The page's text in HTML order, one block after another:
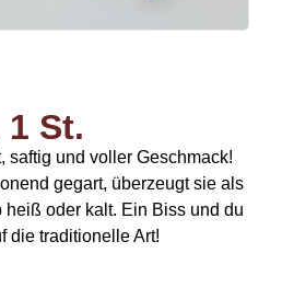
St.
saftig und voller Geschmack!
gegart, überzeugt sie als
oder kalt. Ein Biss und du
die traditionelle Art!